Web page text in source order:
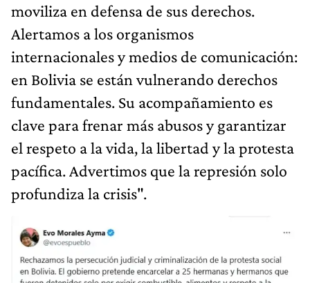
moviliza en defensa de sus derechos.
Alertamos a los organismos
internacionales y medios de comunicación:
en Bolivia se están vulnerando derechos
fundamentales. Su acompañamiento es
clave para frenar más abusos y garantizar
el respeto a la vida, la libertad y la protesta
pacífica. Advertimos que la represión solo
profundiza la crisis".